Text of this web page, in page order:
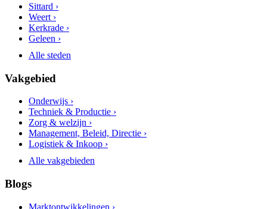
Sittard ›
Weert ›
Kerkrade ›
Geleen ›
Alle steden
Vakgebied
Onderwijs ›
Techniek & Productie ›
Zorg & welzijn ›
Management, Beleid, Directie ›
Logistiek & Inkoop ›
Alle vakgebieden
Blogs
Marktontwikkelingen ›